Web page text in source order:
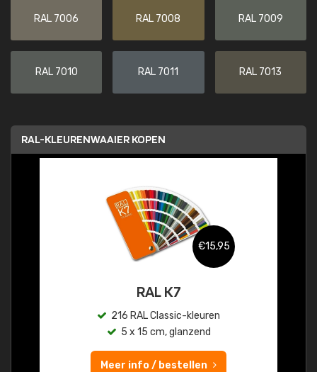
RAL 7006 RAL 7008 RAL 7009
RAL 7010 RAL 7011 RAL 7013
RAL-KLEURENWAAIER KOPEN
€15,95
RAL K7
216 RAL Classic-kleuren
5 x 15 cm, glanzend
Meer info / bestellen